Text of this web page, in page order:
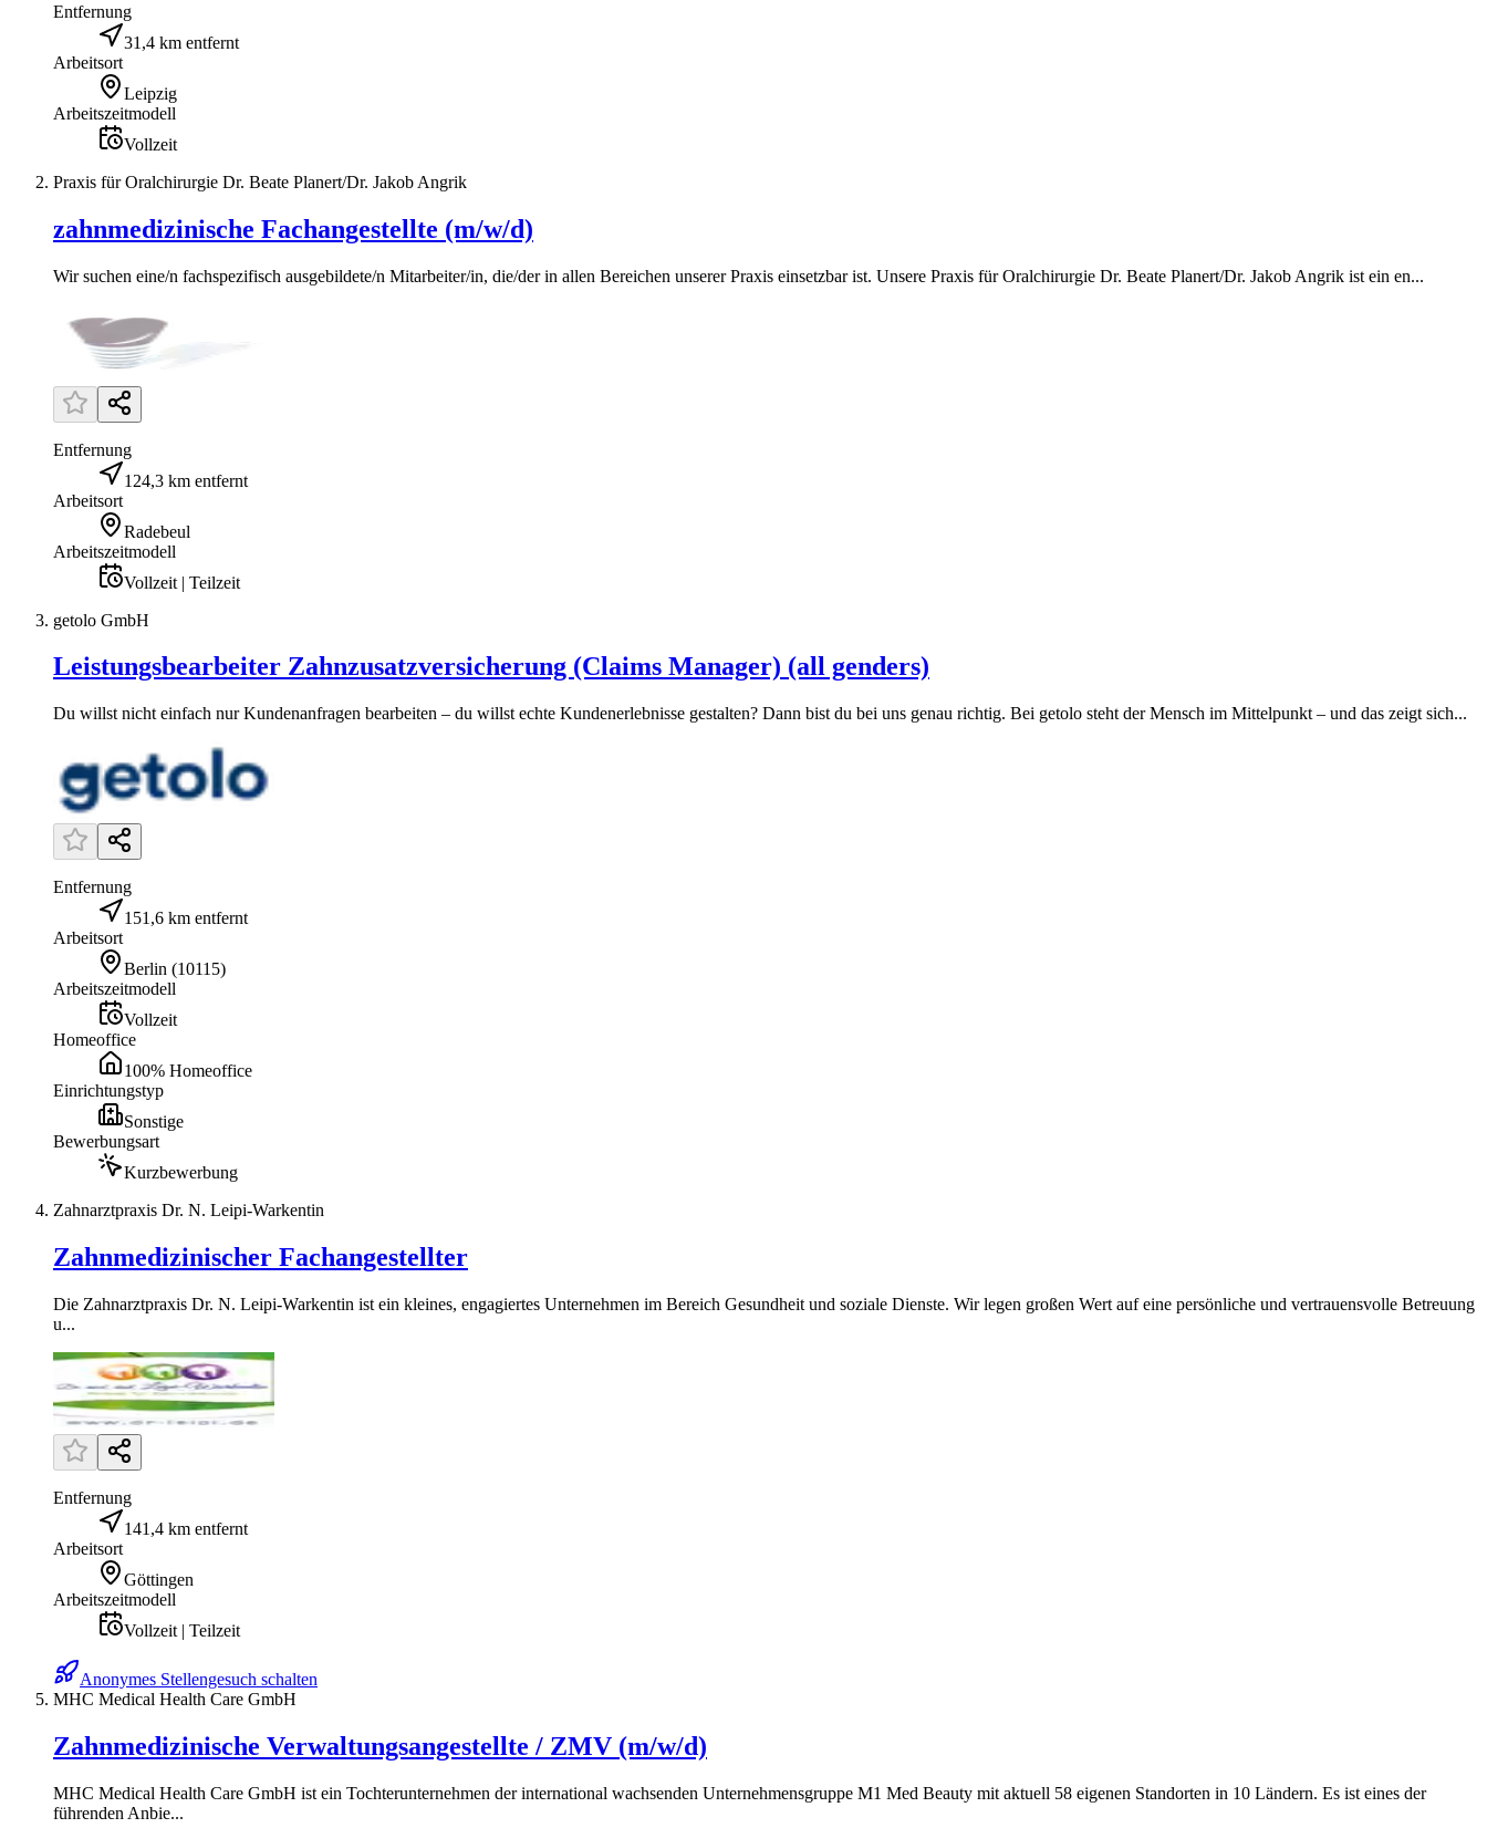
Entfernung
31,4 km entfernt
Arbeitsort
Leipzig
Arbeitszeitmodell
Vollzeit
Praxis für Oralchirurgie Dr. Beate Planert/Dr. Jakob Angrik
zahnmedizinische Fachangestellte (m/w/d)
Wir suchen eine/n fachspezifisch ausgebildete/n Mitarbeiter/in, die/der in allen Bereichen unserer Praxis einsetzbar ist. Unsere Praxis für Oralchirurgie Dr. Beate Planert/Dr. Jakob Angrik ist ein en...
Entfernung
124,3 km entfernt
Arbeitsort
Radebeul
Arbeitszeitmodell
Vollzeit | Teilzeit
getolo GmbH
Leistungsbearbeiter Zahnzusatzversicherung (Claims Manager) (all genders)
Du willst nicht einfach nur Kundenanfragen bearbeiten – du willst echte Kundenerlebnisse gestalten? Dann bist du bei uns genau richtig. Bei getolo steht der Mensch im Mittelpunkt – und das zeigt sich...
Entfernung
151,6 km entfernt
Arbeitsort
Berlin (10115)
Arbeitszeitmodell
Vollzeit
Homeoffice
100% Homeoffice
Einrichtungstyp
Sonstige
Bewerbungsart
Kurzbewerbung
Zahnarztpraxis Dr. N. Leipi-Warkentin
Zahnmedizinischer Fachangestellter
Die Zahnarztpraxis Dr. N. Leipi-Warkentin ist ein kleines, engagiertes Unternehmen im Bereich Gesundheit und soziale Dienste. Wir legen großen Wert auf eine persönliche und vertrauensvolle Betreuung
u...
Entfernung
141,4 km entfernt
Arbeitsort
Göttingen
Arbeitszeitmodell
Vollzeit | Teilzeit
Anonymes Stellengesuch schalten
MHC Medical Health Care GmbH
Zahnmedizinische Verwaltungsangestellte / ZMV (m/w/d)
MHC Medical Health Care GmbH ist ein Tochterunternehmen der international wachsenden Unternehmensgruppe M1 Med Beauty mit aktuell 58 eigenen Standorten in 10 Ländern. Es ist eines der
führenden Anbie...